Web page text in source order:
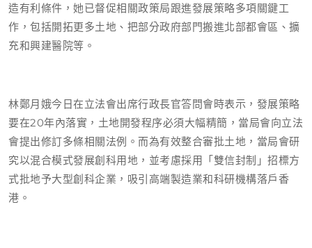
造有利條件，她已督促相關政策局跟進發展策略多項關鍵工
作，包括開拓更多土地、把部分政府部門搬進北部都會區、擴
充和興建醫院等。
林鄭月娥今日在立法會出席行政長官答問會時表示，發展策略
要在20年內落實，土地開發程序必須大幅精簡，當局會向立法
會提出修訂多條相關法例。而為有效整合審批土地，當局會研
究以混合模式發展創科用地，並考慮採用「雙信封制」招標方
式批地予大型創科企業，吸引高端製造業和科研機構落戶香
港。